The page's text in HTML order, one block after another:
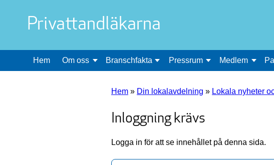
Privattandläkarna
Hem Om oss Branschfakta Pressrum Medlem
Hem » Din lokalavdelning » Lokala nyheter
Inloggning krävs
Logga in för att se innehållet på denna sida.